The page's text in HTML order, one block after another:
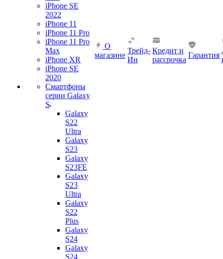
iPhone SE
2022
iPhone 11
iPhone 11 Pro
iPhone 11 Pro
Max
iPhone XR
iPhone SE
2020
Смартфоны
серии Galaxy
S
Galaxy
S22
Ultra
Galaxy
S23
Galaxy
S23FE
Galaxy
S23
Ultra
Galaxy
S22
Plus
Galaxy
S24
Galaxy
S24
О
магазине
Трейд-
Ин
Кредит и
рассрочка
Гарантия